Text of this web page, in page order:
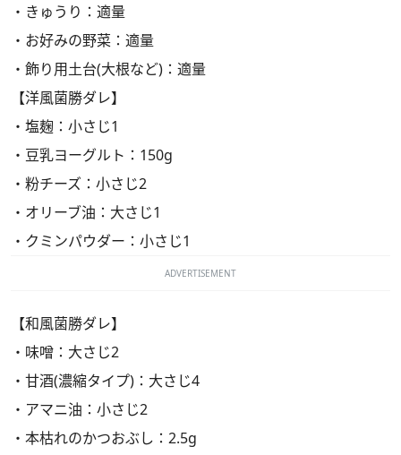
・きゅうり：適量
・お好みの野菜：適量
・飾り用土台(大根など)：適量
【洋風菌勝ダレ】
・塩麹：小さじ1
・豆乳ヨーグルト：150g
・粉チーズ：小さじ2
・オリーブ油：大さじ1
・クミンパウダー：小さじ1
ADVERTISEMENT
【和風菌勝ダレ】
・味噌：大さじ2
・甘酒(濃縮タイプ)：大さじ4
・アマニ油：小さじ2
・本枯れのかつおぶし：2.5g